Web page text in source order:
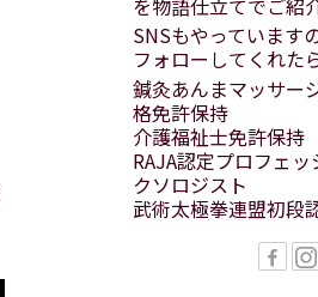
SNSもやっています
フォローしてくれた
鍼灸あんまマッサー
格免許保持
介護福祉士免許保持
RAJA認定プロフェ
クソロジスト
武術太極拳連盟初段